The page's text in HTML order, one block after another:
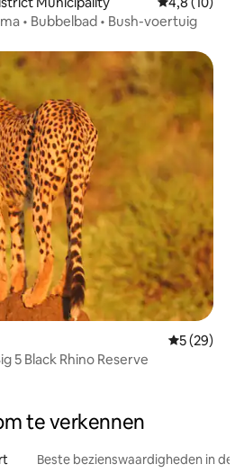
• Bubbelbad • Bush-voertuig
5 (29)
5 Black Rhino Reserve
te verkennen
Beste bezienswaardigheden in